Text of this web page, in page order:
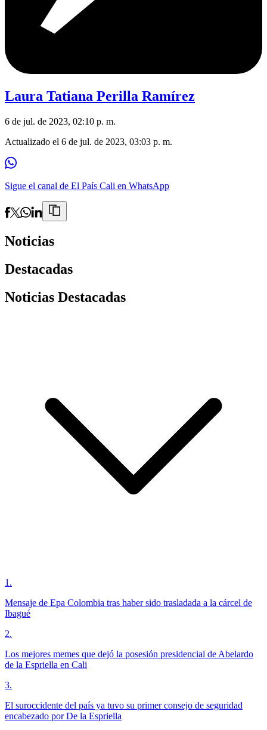
Laura Tatiana Perilla Ramírez
6 de jul. de 2023, 02:10 p. m.
Actualizado el 6 de jul. de 2023, 03:03 p. m.
Sigue el canal de El País Cali en WhatsApp
Noticias
Destacadas
Noticias Destacadas
1 .
Mensaje de Epa Colombia tras haber sido trasladada a la cárcel de
Ibagué
2.
Los mejores memes que dejó la posesión presidencial de Abelardo
de la Espriella en Cali
3.
El suroccidente del país ya tuvo su primer consejo de seguridad
encabezado por De la Espriella